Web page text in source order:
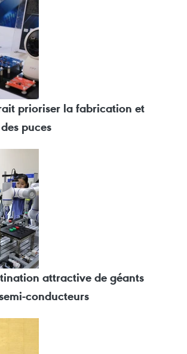
prioriser la fabrication et
puces
attractive de géants
conducteurs